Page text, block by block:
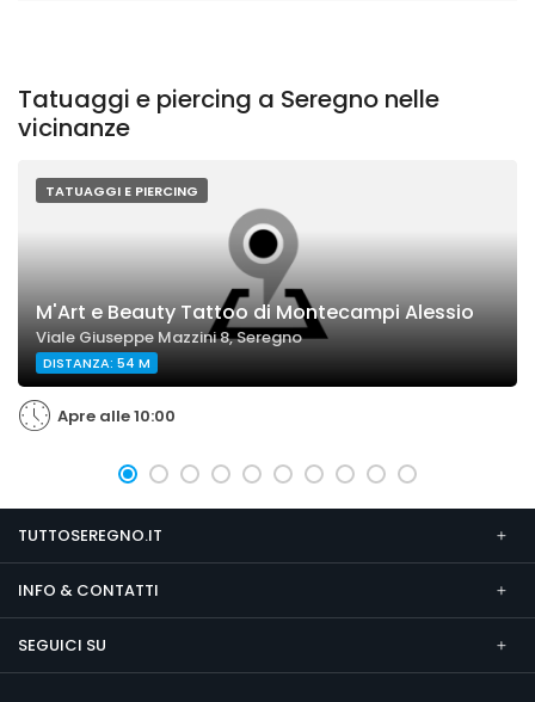
Tatuaggi e piercing a Seregno nelle
vicinanze
TATUAGGI E PIERCING
M'Art e Beauty Tattoo di Montecampi Alessio
Viale Giuseppe Mazzini 8, Seregno
DISTANZA: 54 M
Apre alle 10:00
TUTTOSEREGNO.IT
INFO & CONTATTI
SEGUICI SU